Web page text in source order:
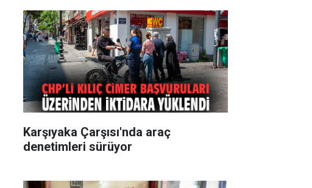
Karşıyaka Çarşısı'nda araç
denetimleri sürüyor